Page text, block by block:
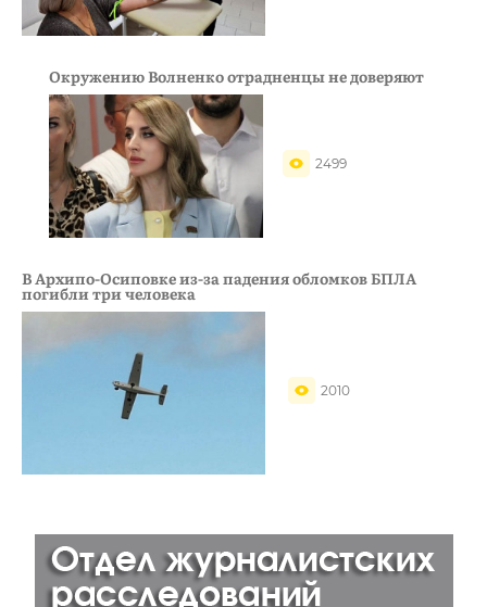
Окружению Волненко отрадненцы не доверяют
2499
В Архипо-Осиповке из-за падения обломков БПЛА
погибли три человека
2010